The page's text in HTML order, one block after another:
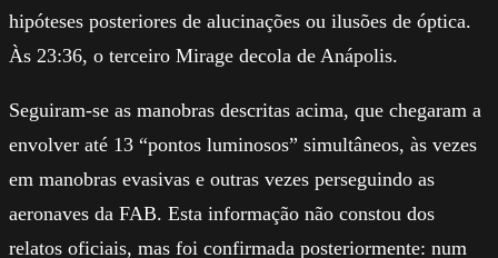
hipóteses posteriores de alucinações ou ilusões de óptica.
Às 23:36, o terceiro Mirage decola de Anápolis.
Seguiram-se as manobras descritas acima, que chegaram a
envolver até 13 “pontos luminosos” simultâneos, às vezes
em manobras evasivas e outras vezes perseguindo as
aeronaves da FAB. Esta informação não constou dos
relatos oficiais, mas foi confirmada posteriormente: num